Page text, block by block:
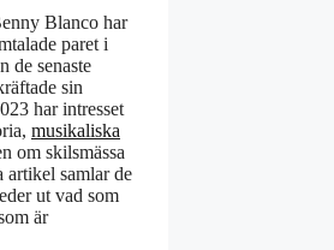
Blanco har
paret i
de senaste
sin
har intresset
musikaliska
om skilsmässa
artikel samlar de
ut vad som
är